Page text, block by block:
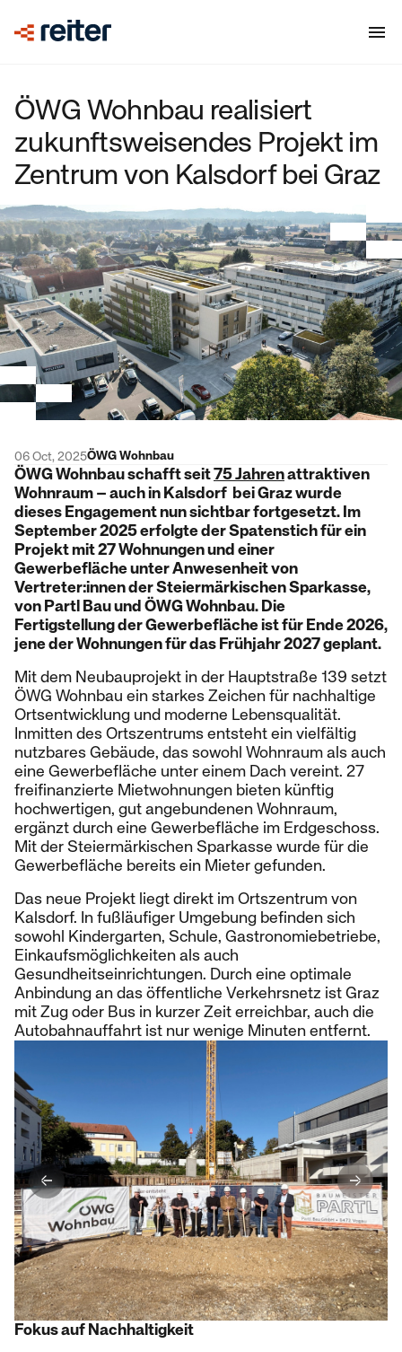
ÖWG Wohnbau realisiert
zukunftsweisendes Projekt im
Zentrum von Kalsdorf bei Graz
06 Oct, 2025ÖWG Wohnbau
ÖWG Wohnbau schafft seit75 Jahrenattraktiven
Wohnraum – auch in Kalsdorf bei Graz wurde
dieses Engagement nun sichtbar fortgesetzt. Im
September 2025 erfolgte der Spatenstich für ein
Projekt mit 27 Wohnungen und einer
Gewerbefläche unter Anwesenheit von
Vertreter:innen der Steiermärkischen Sparkasse,
von Partl Bau und ÖWG Wohnbau. Die
Fertigstellung der Gewerbefläche ist für Ende 2026,
jene der Wohnungen für das Frühjahr 2027 geplant.
Mit dem Neubauprojekt in der Hauptstraße 139 setzt
ÖWG Wohnbau ein starkes Zeichen für nachhaltige
Ortsentwicklung und moderne Lebensqualität.
Inmitten des Ortszentrums entsteht ein vielfältig
nutzbares Gebäude, das sowohl Wohnraum als auch
eine Gewerbefläche unter einem Dach vereint. 27
freifinanzierte Mietwohnungen bieten künftig
hochwertigen, gut angebundenen Wohnraum,
ergänzt durch eine Gewerbefläche im Erdgeschoss.
Mit der Steiermärkischen Sparkasse wurde für die
Gewerbefläche bereits ein Mieter gefunden.
Das neue Projekt liegt direkt im Ortszentrum von
Kalsdorf. In fußläufiger Umgebung befinden sich
sowohl Kindergarten, Schule, Gastronomiebetriebe,
Einkaufsmöglichkeiten als auch
Gesundheitseinrichtungen. Durch eine optimale
Anbindung an das öffentliche Verkehrsnetz ist Graz
mit Zug oder Bus in kurzer Zeit erreichbar, auch die
Autobahnauffahrt ist nur wenige Minuten entfernt.
Fokus auf Nachhaltigkeit